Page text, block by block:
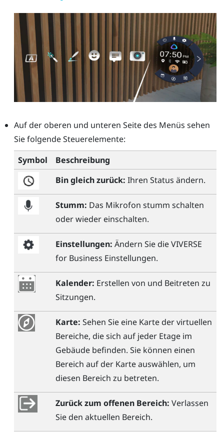
Auf der oberen und unteren Seite des Menüs sehen
Sie folgende Steuerelemente:
Symbol
Beschreibung
Bin gleich zurück: Ihren Status ändern.
Stumm: Das Mikrofon stumm schalten
oder wieder einschalten.
Einstellungen: Ändern Sie dieVIVERSE
for Business Einstellungen.
Kalender: Erstellen von und Beitreten zu
Sitzungen.
Karte: Sehen Sie eine Karte der virtuellen
Bereiche, die sich auf jeder Etage im
Gebäude befinden. Sie können einen
Bereich auf der Karte auswählen, um
diesen Bereich zu betreten.
Zurück zum offenen Bereich: Verlassen
Sie den aktuellen Bereich.